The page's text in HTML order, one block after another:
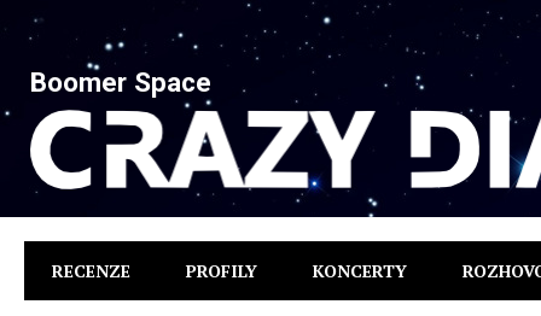
Boomer Space
RECENZE PROFILY KONCERTY